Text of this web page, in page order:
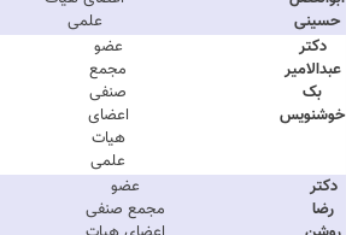
حسینی
علمی
دکتر
عبدالامیر
بک
خوشنویس
عضو
مجمع
صنفی
اعضای
هیات
علمی
دکتر
رضا
عضو
مجمع صنفی